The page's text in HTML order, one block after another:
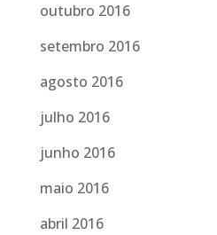
outubro 2016
setembro 2016
agosto 2016
julho 2016
junho 2016
maio 2016
abril 2016